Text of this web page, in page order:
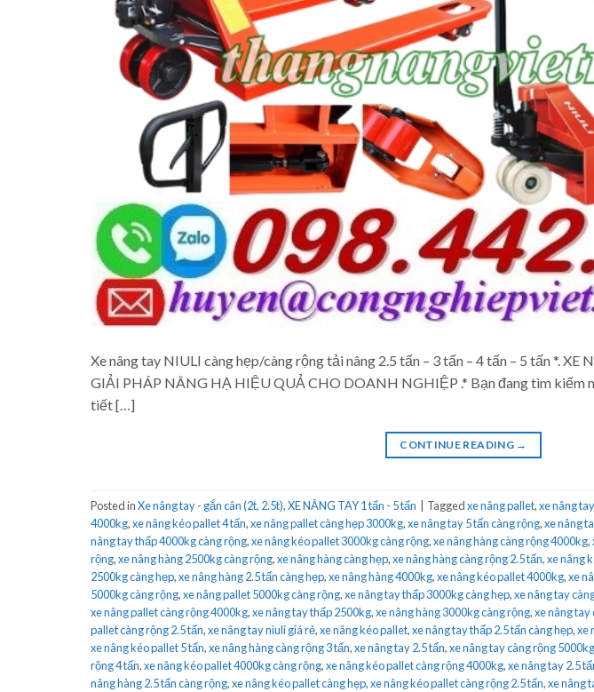
Xe nâng tay NIULI càng hẹp/càng rộng tải nâng 2.5 tấn – 3 tấn – 4 tấn – 5 tấn *. XE
GIẢI PHÁP NÂNG HẠ HIỆU QUẢ CHO DOANH NGHIỆP .* Bạn đang tìm kiếm
tiết […]
CONTINUE READING →
Posted inXe nâng tay - gắn cân (2t, 2.5t),XE NÂNG TAY 1 tấn - 5 tấn Taggedxe nâng pallet,xe nâng
4000kg,xe nâng kéo pallet 4 tấn,xe nâng pallet càng hẹp 3000kg,xe nâng tay 5 tấn càng rộng,xe nâng
nâng tay thấp 4000kg càng rộng,xe nâng kéo pallet 3000kg càng rộng,xe nâng hàng càng rộng 4000kg,
rộng,xe nâng hàng 2500kg càng rộng,xe nâng hàng càng hẹp,xe nâng hàng càng rộng 2.5 tấn,xe nâng
2500kg càng hẹp,xe nâng hàng 2.5 tấn càng hẹp,xe nâng hàng 4000kg,xe nâng kéo pallet 4000kg,xe
5000kg càng rộng,xe nâng pallet 5000kg càng rộng,xe nâng tay thấp 3000kg càng hẹp,xe nâng tay
xe nâng pallet càng rộng 4000kg,xe nâng tay thấp 2500kg,xe nâng hàng 3000kg càng rộng,xe nâng tay
pallet càng rộng 2.5 tấn,xe nâng tay niuli giá rẻ,xe nâng kéo pallet,xe nâng tay thấp 2.5 tấn càng hẹp,xe
xe nâng kéo pallet 5 tấn,xe nâng hàng càng rộng 3 tấn,xe nâng tay 2.5 tấn,xe nâng tay càng rộng 5000kg
rộng 4 tấn,xe nâng kéo pallet 4000kg càng rộng,xe nâng kéo pallet càng rộng 4000kg,xe nâng tay 2.5
nâng hàng 2.5 tấn càng rộng,xe nâng kéo pallet càng hẹp,xe nâng kéo pallet càng rộng 2.5 tấn,xe nâng